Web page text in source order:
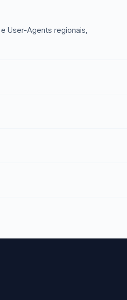
User-Agents regionais,